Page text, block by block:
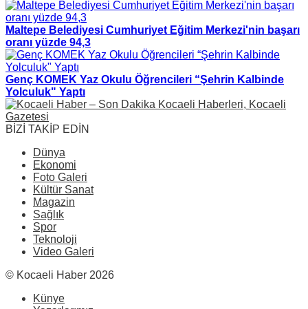
Maltepe Belediyesi Cumhuriyet Eğitim Merkezi'nin başarı
oranı yüzde 94,3
Genç KOMEK Yaz Okulu Öğrencileri “Şehrin Kalbinde
Yolculuk" Yaptı
BİZİ TAKİP EDİN
Dünya
Ekonomi
Foto Galeri
Kültür Sanat
Magazin
Sağlık
Spor
Teknoloji
Video Galeri
© Kocaeli Haber 2026
Künye